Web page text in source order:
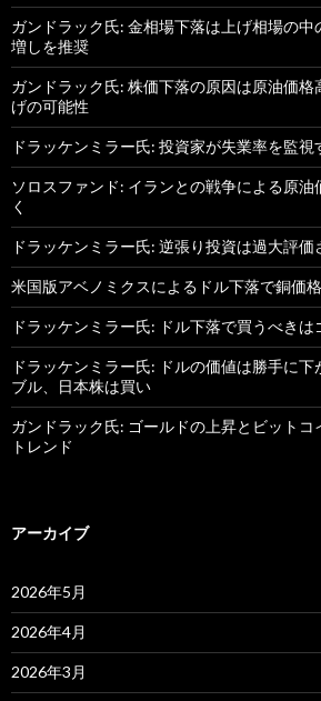
ガンドラック氏: 金相場下落は上げ相場の
増しを推奨
ガンドラック氏: 株価下落の原因は原油価
げの可能性
ドラッケンミラー氏: 投資家が失業率を監視
ソロスファンド: イランとの戦争による原
く
ドラッケンミラー氏: 逆張り投資は過大評価
米国版アベノミクスによるドル下落で銅価
ドラッケンミラー氏: ドル下落で買うべき
ドラッケンミラー氏: ドルの価値は勝手に
ブル、日本株は買い
ガンドラック氏: ゴールドの上昇とビット
トレンド
アーカイブ
2026年5月
2026年4月
2026年3月